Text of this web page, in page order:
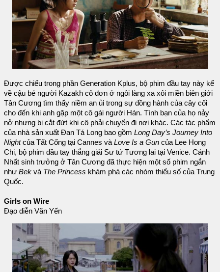
Được chiếu trong phần Generation Kplus, bộ phim đầu tay này kể
về cậu bé người Kazakh cô đơn ở ngôi làng xa xôi miền biên giới
Tân Cương tìm thấy niềm an ủi trong sự đồng hành của cây cối
cho đến khi anh gặp một cô gái người Hán. Tình bạn của họ nảy
nở nhưng bị cắt đứt khi cô phải chuyển đi nơi khác. Các tác phẩm
của nhà sản xuất Đan Tá Long bao gồm Long Day’s Journey Into
Nightcủa Tất Cống tại Cannes và Love Is a Gun của Lee Hong
Chi, bộ phim đầu tay thắng giải Sư tử Tương lai tại Venice. Cảnh
Nhất sinh trưởng ở Tân Cương đã thực hiện một số phim ngắn
như Bek và The Princess khám phá các nhóm thiểu số của Trung
Quốc.
Girls on Wire
Đạo diễn Văn Yến